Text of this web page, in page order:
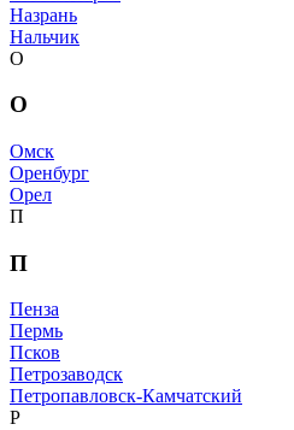
Назрань
Нальчик
О
О
Омск
Оренбург
Орел
П
П
Пенза
Пермь
Псков
Петрозаводск
Петропавловск-Камчатский
Р